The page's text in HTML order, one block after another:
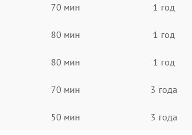
70 мин 1 год
80 мин 1 год
80 мин 1 год
70 мин 3 года
50 мин 3 года